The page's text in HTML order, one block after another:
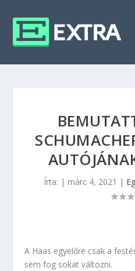
Írta: | márc 4, 2021 |
A Haas egyelőre csak a
sem fog sokat változni.